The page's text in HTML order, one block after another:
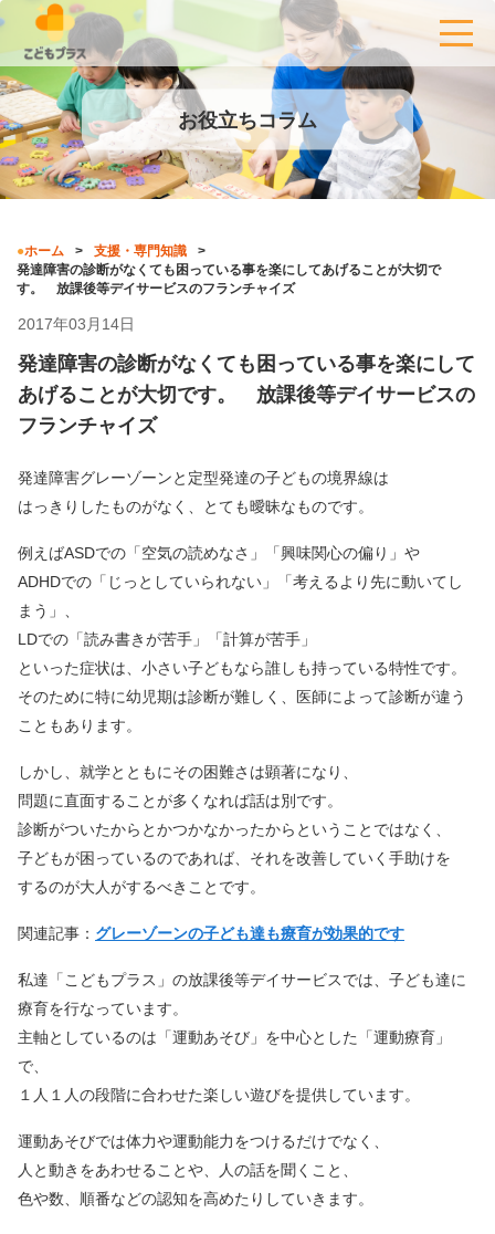
お役立ちコラム
ホーム
支援・専門知識
発達障害の診断がなくても困っている事を楽にしてあげることが大切で
す。 放課後等デイサービスのフランチャイズ
2017年03月14日
発達障害の診断がなくても困っている事を楽にして
あげることが大切です。 放課後等デイサービスの
フランチャイズ
発達障害グレーゾーンと定型発達の子どもの境界線は
はっきりしたものがなく、とても曖昧なものです。
例えばASDでの「空気の読めなさ」「興味関心の偏り」や
ADHDでの「じっとしていられない」「考えるより先に動いてし
まう」、
LDでの「読み書きが苦手」「計算が苦手」
といった症状は、小さい子どもなら誰しも持っている特性です。
そのために特に幼児期は診断が難しく、医師によって診断が違う
こともあります。
しかし、就学とともにその困難さは顕著になり、
問題に直面することが多くなれば話は別です。
診断がついたからとかつかなかったからということではなく、
子どもが困っているのであれば、それを改善していく手助けを
するのが大人がするべきことです。
関連記事： グレーゾーンの子ども達も療育が効果的です
私達「こどもプラス」の放課後等デイサービスでは、子ども達に
療育を行なっています。
主軸としているのは「運動あそび」を中心とした「運動療育」
で、
１人１人の段階に合わせた楽しい遊びを提供しています。
運動あそびでは体力や運動能力をつけるだけでなく、
人と動きをあわせることや、人の話を聞くこと、
色や数、順番などの認知を高めたりしていきます。